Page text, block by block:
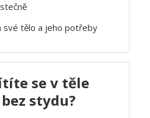
své tělo a jeho potřeby
se v těle
stydu?